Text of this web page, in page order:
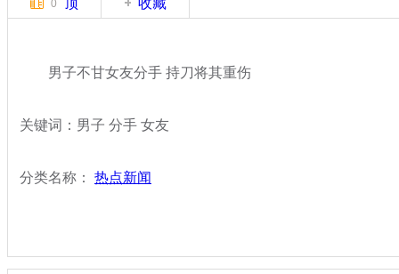
0
男子不甘女友分手 持刀将其重伤
关键词：男子 分手 女友
分类名称： 热点新闻